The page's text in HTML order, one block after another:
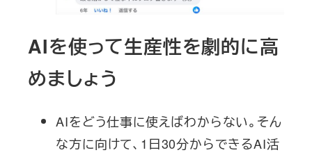
AIを使って生産性を劇的に高
めましょう
AIをどう仕事に使えばわからない。そん
な方に向けて、1日30分からできるAI活